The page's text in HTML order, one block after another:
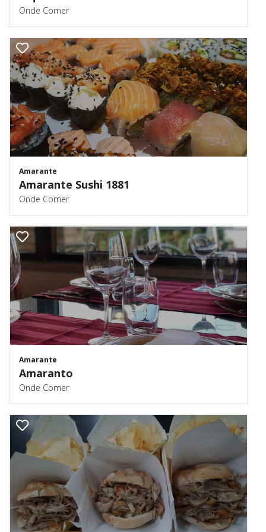
Onde Comer
Amarante
Amarante Sushi 1881
Onde Comer
Amarante
Amaranto
Onde Comer